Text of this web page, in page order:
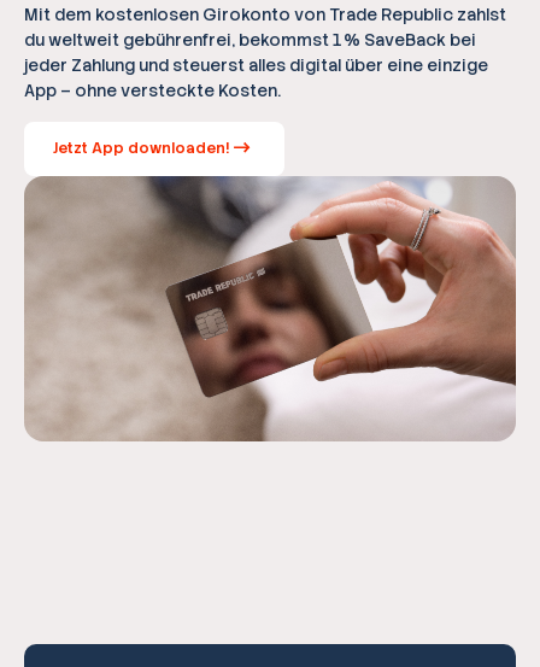
Mit dem kostenlosen Girokonto von Trade Republic zahlst
du weltweit gebührenfrei, bekommst 1 % SaveBack bei
jeder Zahlung und steuerst alles digital über eine einzige
App – ohne versteckte Kosten.
Jetzt App downloaden!